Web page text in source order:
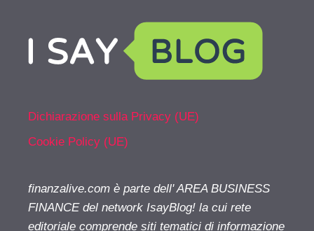
Dichiarazione sulla Privacy (UE)
Cookie Policy (UE)
finanzalive.com è parte dell' AREA BUSINESS
FINANCE del network IsayBlog! la cui rete
editoriale comprende siti tematici di informazione